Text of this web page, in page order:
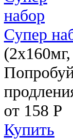
Супер
от 158 Р
Купить